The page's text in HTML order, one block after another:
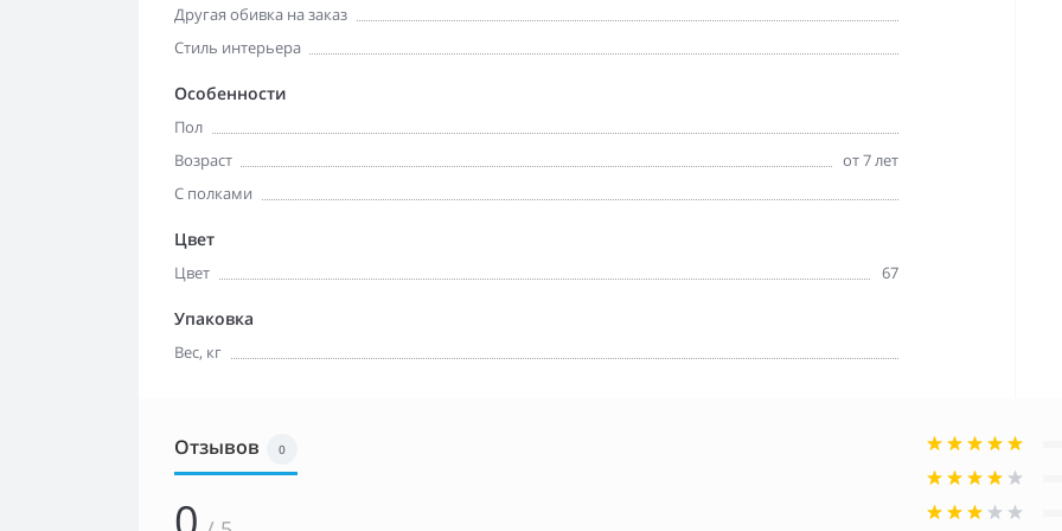
Другая обивка на заказ
Стиль интерьера
Особенности
Пол
Возраст
от 7 лет
С полками
Цвет
Цвет 67
Упаковка
Вес, кг
Отзывов 0